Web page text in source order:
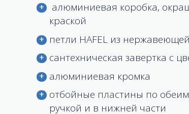
алюминиевая коробка,
краской
петли HAFEL из
сантехническая завертка с
алюминиевая кромка
отбойные пластины по
ручкой и в нижней части